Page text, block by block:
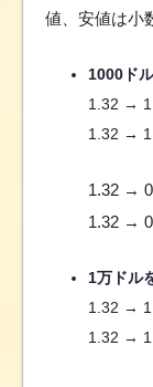
値、安値は小
1000ド
1.32 →
1.32 →
1.32 →
1.32 →
1万ドル
1.32 →
1.32 →